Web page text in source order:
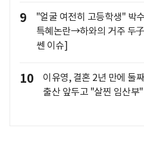
9
"얼굴 여전히 고등학생" 박
특혜논란→하와의 거주 두
쎈 이슈]
10
이유영, 결혼 2년 만에 둘
출산 앞두고 "살찐 임산부"